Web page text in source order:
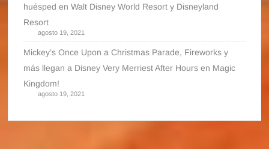
huésped en Walt Disney World Resort y Disneyland
Resort
agosto 19, 2021
Mickey’s Once Upon a Christmas Parade, Fireworks y
más llegan a Disney Very Merriest After Hours en Magic
Kingdom!
agosto 19, 2021